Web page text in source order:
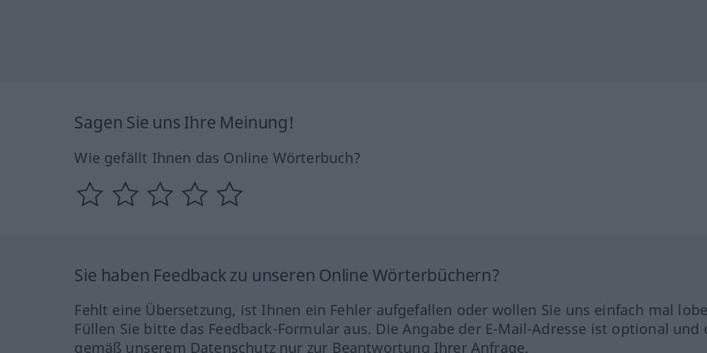
Sagen Sie uns Ihre Meinung!
Wie gefällt Ihnen das Online Wörterbuch?
Sie haben Feedback zu unseren Online Wörterbüchern?
Fehlt eine Übersetzung, ist Ihnen ein Fehler aufgefallen oder wollen Sie uns einfach mal
Füllen Sie bitte das Feedback-Formular aus. Die Angabe der E-Mail-Adresse ist optional und
gemäß unserem Datenschutz nur zur Beantwortung Ihrer Anfrage.